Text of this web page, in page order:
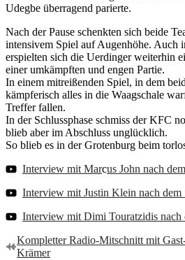
Udegbe überragend parierte.
Nach der Pause schenkten sich beide
intensivem Spiel auf Augenhöhe. Auch
erspielten sich die Uerdinger weiterhin
einer umkämpften und engen Partie.
In einem mitreißenden Spiel, in dem
kämpferisch alles in die Waagschale
Treffer fallen.
In der Schlussphase schmiss der KFC
blieb aber im Abschluss unglücklich.
So blieb es in der Grotenburg beim
Interview mit Marcus John nach
Interview mit Justin Klein nach dem
Interview mit Dimi Touratzidis nach
Kompletter Radio-Mitschnitt mit
Krämer